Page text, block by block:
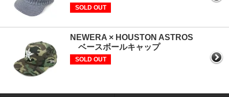
SOLD OUT
NEWERA × HOUSTON ASTROS
ベースボールキャップ
SOLD OUT